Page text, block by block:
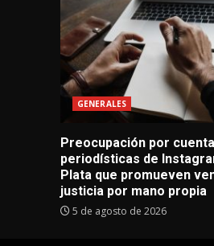
GENERALES
Preocupación por
periodísticas de
Plata que promueven
justicia por mano propia
5 de agosto de 2026